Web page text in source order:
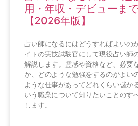
用・年収・デビューま
【2026年版】
占い師になるにはどうすればよいの
イトの実技試験官にして現役占い師
解説します。霊感や資格など、必要
か、どのような勉強をするのがよい
ような仕事があってどれくらい儲か
いう職業について知りたいことのす
します。